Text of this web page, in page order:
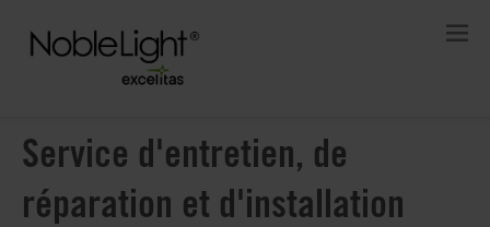
Service d'entretien, de
réparation et d'installation